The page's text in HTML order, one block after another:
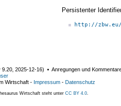
Persistenter
http://
9.20 2025-12-16) ▪ Anregungen und
Wirtschaft - Impressum - Datenschutz
Wirtschaft steht unter CC BY 4.0